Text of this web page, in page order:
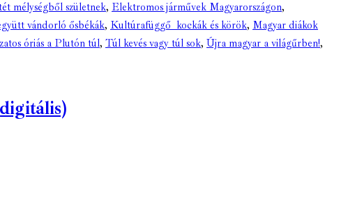
mélységből születnek, Elektromos járművek Magyarországon,
vándorló ősbékák, Kultúrafüggő kockák és körök, Magyar diákok
óriás a Plutón túl, Túl kevés vagy túl sok, Újra magyar a világűrben!,